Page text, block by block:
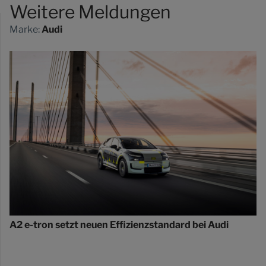
Weitere Meldungen
Marke: Audi
A2 e-tron setzt neuen Effizienzstandard bei Audi